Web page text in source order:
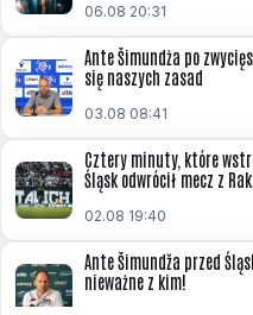
06.08 20:31
Ante Šimundża po
się naszych zasad
03.08 08:41
Cztery minuty, które
Śląsk odwrócił mecz z
02.08 19:40
Ante Šimundža przed
nieważne z kim!